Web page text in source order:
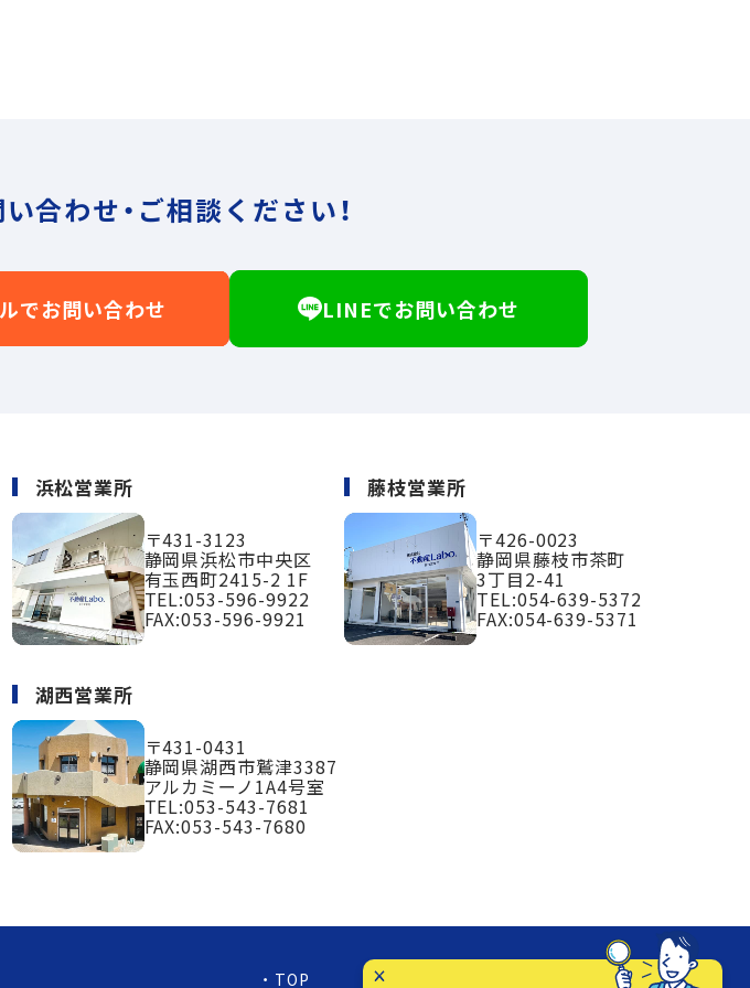
合わせ・ご相談ください！
でお問い合わせ LINEでお問い合わせ
浜松営業所
〒431-3123
静岡県浜松市中央区
有玉西町2415-2 1F
TEL:053-596-9922
FAX:053-596-9921
藤枝営業所
〒426-0023
静岡県藤枝市茶町
3丁目2-41
TEL:054-639-5372
FAX:054-639-5371
湖西営業所
〒431-0431
静岡県湖西市鷲津3387
アルカミーノ1A4号室
TEL:053-543-7681
FAX:053-543-7680
TOP